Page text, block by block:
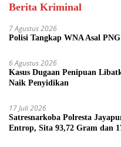
Berita Kriminal
7 Agustus 2026
Polisi Tangkap WNA Asal
6 Agustus 2026
Kasus Dugaan Penipuan
Naik Penyidikan
17 Juli 2026
Satresnarkoba Polresta
Entrop, Sita 93,72 Gram dan